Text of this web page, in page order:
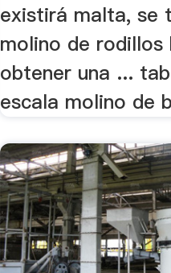
existirá malta, se
molino de rodillos
obtener una ...
escala molino de